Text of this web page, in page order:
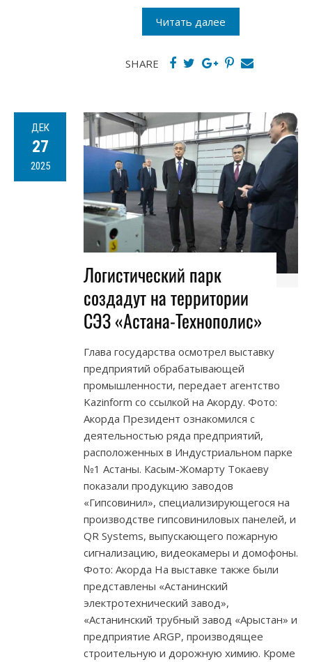
Читать далее
SHARE
ДЕК
27
2025
Логистический парк
создадут на территории
СЭЗ «Астана-Технополис»
Глава государства осмотрел выставку
предприятий обрабатывающей
промышленности, передает агентство
Kazinform со ссылкой на Акорду. Фото:
Акорда Президент ознакомился с
деятельностью ряда предприятий,
расположенных в Индустриальном парке
№1 Астаны. Касым-Жомарту Токаеву
показали продукцию заводов
«Гипсовинил», специализирующегося на
производстве гипсовиниловых панелей, и
QR Systems, выпускающего пожарную
сигнализацию, видеокамеры и домофоны.
Фото: Акорда На выставке также были
представлены «Астанинский
электротехнический завод»,
«Астанинский трубный завод «Арыстан» и
предприятие ARGP, производящее
строительную и дорожную химию. Кроме